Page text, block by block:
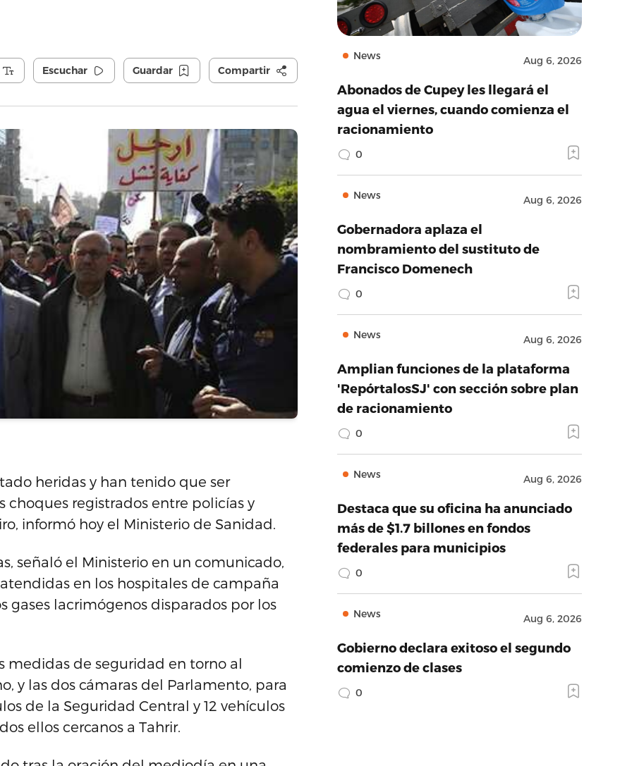
Escuchar Guardar Compartir
heridas y han tenido que ser
choques registrados entre policías y
informó hoy el Ministerio de Sanidad.
señaló el Ministerio en un comunicado,
en los hospitales de campaña
lacrimógenos disparados por los
medidas de seguridad en torno al
y las dos cámaras del Parlamento, para
de la Seguridad Central y 12 vehículos
ellos cercanos a Tahrir.
News Aug 6, 2026
Abonados de Cupey les llegará el
agua el viernes, cuando comienza el
racionamiento
0
News Aug 6, 2026
Gobernadora aplaza el
nombramiento del sustituto de
Francisco Domenech
0
News Aug 6, 2026
Amplian funciones de la plataforma
'RepórtalosSJ' con sección sobre plan
de racionamiento
0
News Aug 6, 2026
Destaca que su oficina ha anunciado
más de $1.7 billones en fondos
federales para municipios
0
News Aug 6, 2026
Gobierno declara exitoso el segundo
comienzo de clases
0